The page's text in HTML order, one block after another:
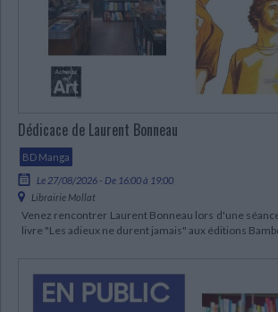
Bibliothèque de la Pléiade Critique
Classiques scolaires Littérature
Littérature de voyage
Ecologie - Environnement
Histoire de France
Histoire - Généralités
Culture scientifique
Danse
Dédicace de Laurent Bonneau
BD Manga
Le 27/08/2026 - De 16:00 à 19:00
Librairie Mollat
Venez rencontrer Laurent Bonneau lors d'une
livre "Les adieux ne durent jamais" aux éditions